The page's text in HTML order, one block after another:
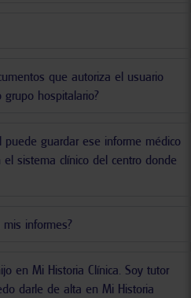
que autoriza el usuario
hospitalario?
puede guardar ese informe médico
sistema clínico del centro donde
informes?
en Mi Historia Clínica. Soy tutor
darle de alta en Mi Historia